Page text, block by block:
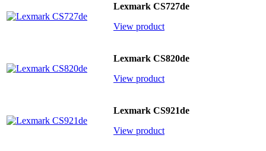
Lexmark CS727de
View product
Lexmark CS820de
View product
Lexmark CS921de
View product